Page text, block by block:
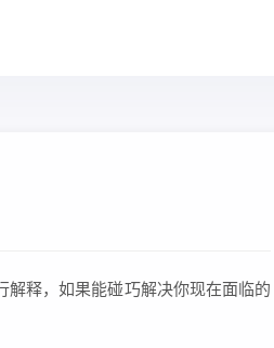
解释，如果能碰巧解决你现在面临的